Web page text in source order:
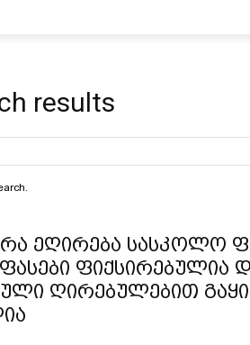
results
ეღირება სასკოლო
ფიქსირებულია
ღირებულებით